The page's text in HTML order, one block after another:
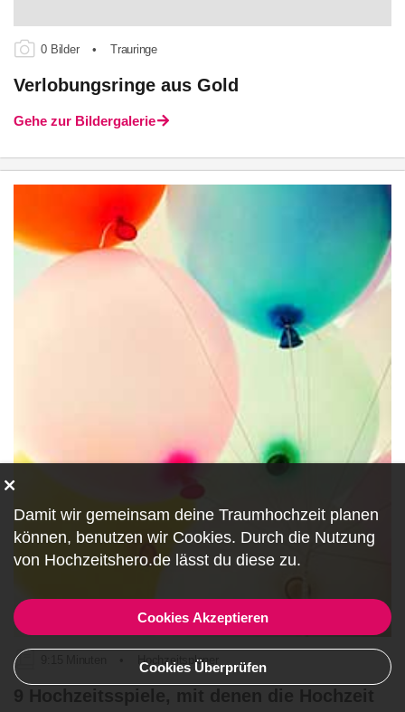
0 Bilder • Trauringe
Verlobungsringe aus Gold
Gehe zur Bildergalerie
Hochzeitsplaner
Damit wir gemeinsam deine Traumhochzeit planen
können, benutzen wir Cookies. Durch die Nutzung
von Hochzeitshero.de lässt du diese zu.
Cookies Akzeptieren
Cookies Überprüfen